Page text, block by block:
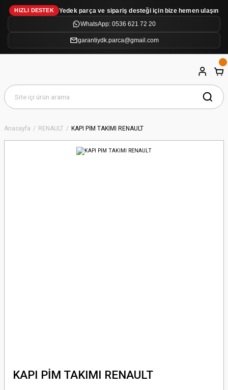
HIZLI DESTEK
Yedek parça ve sipariş desteği için bize hemen ulaşın
WhatsApp: 0536 621 72 20
garantiydk.parca@gmail.com
Anasayfa RENAULT KAPI PİM TAKIMI RENAULT
KAPI PİM TAKIMI RENAULT